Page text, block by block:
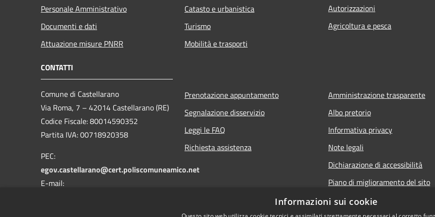
Personale Amministrativo
Documenti e dati
Attuazione misure PNRR
Catasto e urbanistica
Turismo
Mobilità e trasporti
Autorizzazioni
Agricoltura e pesca
CONTATTI
Comune di Castellarano
Via Roma, 7 – 42014 Castellarano (RE)
Codice Fiscale: 80014590352
Partita IVA: 00718920358
PEC:
egov.castellarano@cert.poliscomuneamico.net
E-mail:
Prenotazione appuntamento
Segnalazione disservizio
Leggi le FAQ
Richiesta assistenza
Amministrazione trasparente
Albo pretorio
Informativa privacy
Note legali
Dichiarazione di accessibilità
Piano di miglioramento del sito
Informazioni sui cookie